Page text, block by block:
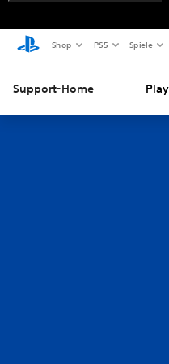
Shop PS5 Spiele
Support-Home